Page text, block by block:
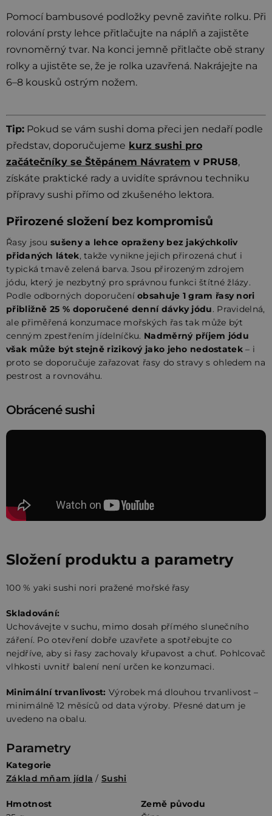
Pomocí bambusové podložky pevně zaviňte rolku. Při
rolování prsty lehce přitlačujte na náplň a zajistěte
rovnoměrný tvar. Na konci jemně přitlačte obě strany
rolky a ujistěte se, že je rolka uzavřená. Nakrájejte na
6–8 kousků ostrým nožem.
Tip: Pokud se vám sushi doma přeci jen nedaří podle
představ, doporučujeme kurz sushi pro
začátečníky se Štěpánem Návratem v PRU58,
získáte praktické rady a uvidíte správnou techniku
přípravy sushi přímo od zkušeného lektora.
Přirozené složení bez kompromisů
Řasy jsou sušeny a lehce opraženy bez jakýchkoliv
přidaných látek, takže vynikne jejich přirozená chuť i
typická tmavě zelená barva. Jsou přirozeným zdrojem
jódu, který je nezbytný pro správnou funkci štítné žlázy.
Podle odborných doporučeníobsahuje 1 gram řasy nori
přibližně 25 % doporučené denní dávky jódu. Pravidelná,
ale přiměřená konzumace mořských řas tak může být
cenným zpestřením jídelníčku. Nadměrný příjem jódu
však může být stejně rizikový jako jeho nedostatek – i
proto se doporučuje zařazovat řasy do stravy s ohledem na
pestrost a rovnováhu.
Obrácené sushi
Složení produktu a parametry
100 % yaki sushi nori pražené mořské řasy
Skladování:
Uchovávejte v suchu, mimo dosah přímého slunečního
záření. Po otevření dobře uzavřete a spotřebujte co
nejdříve, aby si řasy zachovaly křupavost a chuť. Pohlcovač
vlhkosti uvnitř balení není určen ke konzumaci.
Minimální trvanlivost: Výrobek má dlouhou trvanlivost –
minimálně 12 měsíců od data výroby. Přesné datum je
uvedeno na obalu.
Parametry
Kategorie
Základ mňam jídla /Sushi
Hmotnost
Země původu